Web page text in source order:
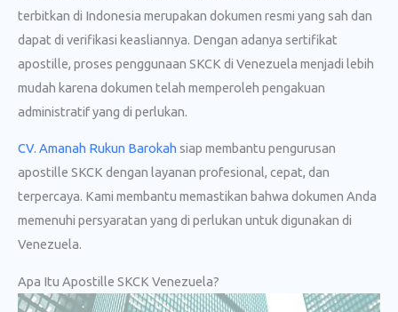
terbitkan di Indonesia merupakan dokumen resmi yang sah dan
dapat di verifikasi keasliannya. Dengan adanya sertifikat
apostille, proses penggunaan SKCK di Venezuela menjadi lebih
mudah karena dokumen telah memperoleh pengakuan
administratif yang di perlukan.
CV. Amanah Rukun Barokah siap membantu pengurusan
apostille SKCK dengan layanan profesional, cepat, dan
terpercaya. Kami membantu memastikan bahwa dokumen Anda
memenuhi persyaratan yang di perlukan untuk digunakan di
Venezuela.
Apa Itu Apostille SKCK Venezuela?